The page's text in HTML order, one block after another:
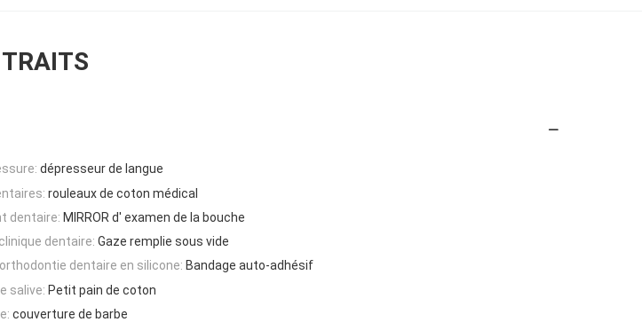
TRAITS
dépresseur de langue
rouleaux de coton médical
dentaire: MIRROR d' examen de la bouche
dentaire: Gaze remplie sous vide
dentaire en silicone: Bandage auto-adhésif
salive: Petit pain de coton
couverture de barbe